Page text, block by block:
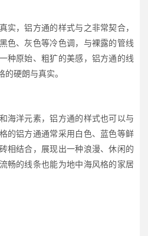
实，铝方通的样式与之非常契合，
色、灰色等冷色调，与裸露的管线
种原始、粗犷的美感，铝方通的线
硬朗与真实。
海洋元素，铝方通的样式也可以与
的铝方通通常采用白色、蓝色等鲜
相结合，展现出一种浪漫、休闲的
畅的线条也能为地中海风格的家居